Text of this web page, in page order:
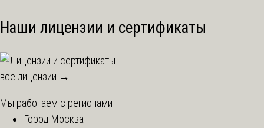
Наши лицензии и сертификаты
все лицензии →
Мы работаем с регионами
Город Москва